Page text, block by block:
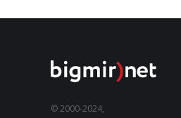
© 2000-2024,